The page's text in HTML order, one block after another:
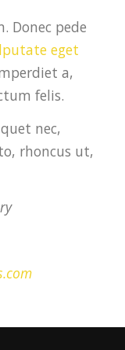
Donec pede
eget
a,
felis.
nec,
rhoncus ut,